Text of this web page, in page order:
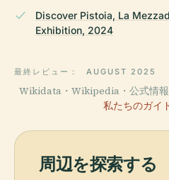
Discover Pistoia, La
Exhibition, 2024
最終レビュー： AUGUST 2025
Wikidata・Wikipedia・公式情報
私たちのガイ
周辺を探索する